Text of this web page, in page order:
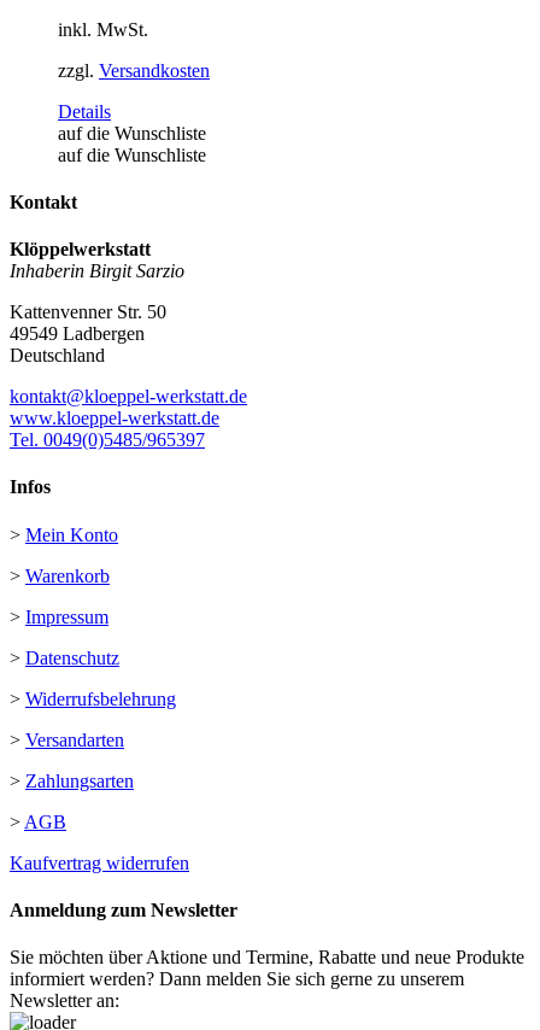
inkl. MwSt.
zzgl. Versandkosten
Details
auf die Wunschliste
auf die Wunschliste
Kontakt
Klöppelwerkstatt
Inhaberin Birgit Sarzio
Kattenvenner Str. 50
49549 Ladbergen
Deutschland
kontakt@kloeppel-werkstatt.de
www.kloeppel-werkstatt.de
Tel. 0049(0)5485/965397
Infos
> Mein Konto
> Warenkorb
> Impressum
> Datenschutz
> Widerrufsbelehrung
> Versandarten
> Zahlungsarten
> AGB
Kaufvertrag widerrufen
Anmeldung zum Newsletter
Sie möchten über Aktione und Termine, Rabatte und neue Produkte
informiert werden? Dann melden Sie sich gerne zu unserem
Newsletter an: